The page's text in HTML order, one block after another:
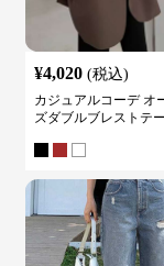
¥4,020 (税込)
カジュアルコーデ オ
ズダブルブレストテ